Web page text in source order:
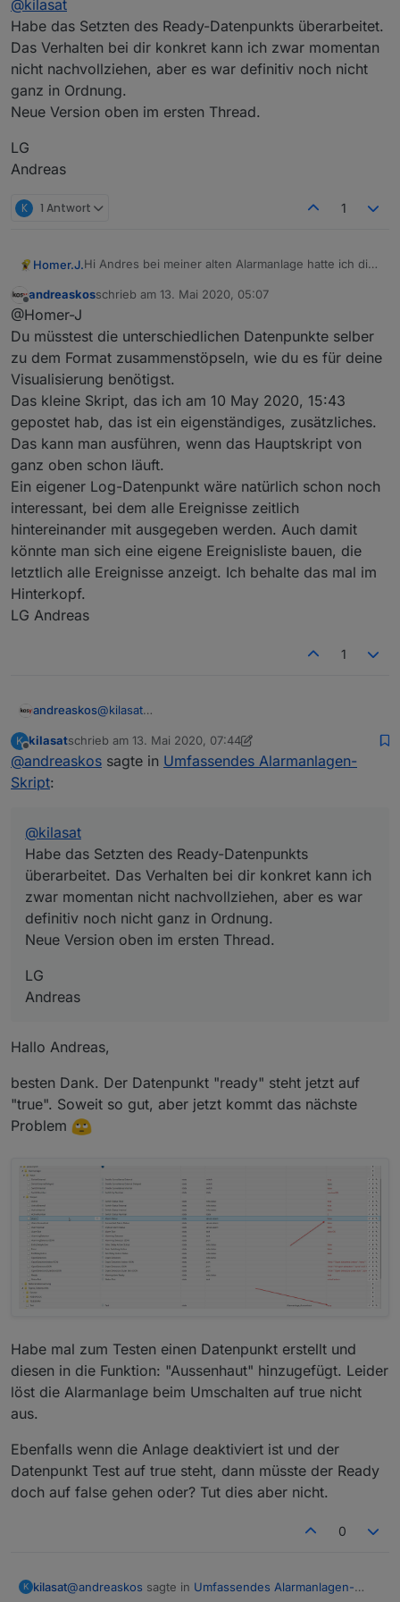
alle Sensoren sind auf false und trotzdem zeigt er mir
bei Ready - false ein. Was könnten noch das Problem
sein?
@kilasat
Habe das Setzten des Ready-Datenpunkts überarbeitet.
Das Verhalten bei dir konkret kann ich zwar momentan
nicht nachvollziehen, aber es war definitiv noch nicht
ganz in Ordnung.
Neue Version oben im ersten Thread.
LG
Andreas
K 1 Antwort 1
Homer.J.Hi Andres bei meiner alten Alarmanlage hatte ich die
ausgelöst hat und was.
Wie kann man deine Datenpunkte jetzt verwenden
das habe ich noch nicht so richtig verstanden.?
Nehme ich jetzt ein Datenpunkt in ein Widget auf
wird mir bei deiner json nichts angezeigt wie
verarbeitet man diese.
Gibt es das in deinem Script schon
oder muss das noch irgendwo eingefügt werden.
Grüße
Offline
andreaskosschrieb am 13. Mai 2020, 05:07
zuletzt editiert von
@Homer-J
Du müsstest die unterschiedlichen Datenpunkte selber
zu dem Format zusammenstöpseln, wie du es für deine
Visualisierung benötigst.
Das kleine Skript, das ich am 10 May 2020, 15:43
gepostet hab, das ist ein eigenständiges, zusätzliches.
Das kann man ausführen, wenn das Hauptskript von
ganz oben schon läuft.
Ein eigener Log-Datenpunkt wäre natürlich schon noch
interessant, bei dem alle Ereignisse zeitlich
hintereinander mit ausgegeben werden. Auch damit
könnte man sich eine eigene Ereignisliste bauen, die
letztlich alle Ereignisse anzeigt. Ich behalte das mal im
Hinterkopf.
LG Andreas
1
andreaskos@kilasat
überarbeitet. Das Verhalten bei dir konkret kann
ich zwar momentan nicht nachvollziehen, aber es
LG
Andreas
K
Offline
kilasatschrieb am 13. Mai 2020, 07:44
zuletzt editiert von kilasat
@andreaskos sagte in Umfassendes Alarmanlagen-
Skript:
@kilasat
Habe das Setzten des Ready-Datenpunkts
überarbeitet. Das Verhalten bei dir konkret kann ich
zwar momentan nicht nachvollziehen, aber es war
definitiv noch nicht ganz in Ordnung.
Neue Version oben im ersten Thread.
LG
Andreas
Hallo Andreas,
besten Dank. Der Datenpunkt "ready" steht jetzt auf
"true". Soweit so gut, aber jetzt kommt das nächste
Problem
Habe mal zum Testen einen Datenpunkt erstellt und
diesen in die Funktion: "Aussenhaut" hinzugefügt. Leider
löst die Alarmanlage beim Umschalten auf true nicht
aus.
Ebenfalls wenn die Anlage deaktiviert ist und der
Datenpunkt Test auf true steht, dann müsste der Ready
doch auf false gehen oder? Tut dies aber nicht.
0
K kilasat@andreaskos sagte in Umfassendes Alarmanlagen-